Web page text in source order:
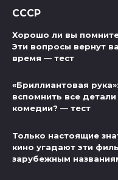
СССР
Хорошо ли вы
Эти вопросы вернут
время — тест
«Бриллиантовая
вспомнить все
комедии? — тест
Только настоящие
кино угадают эти
зарубежным